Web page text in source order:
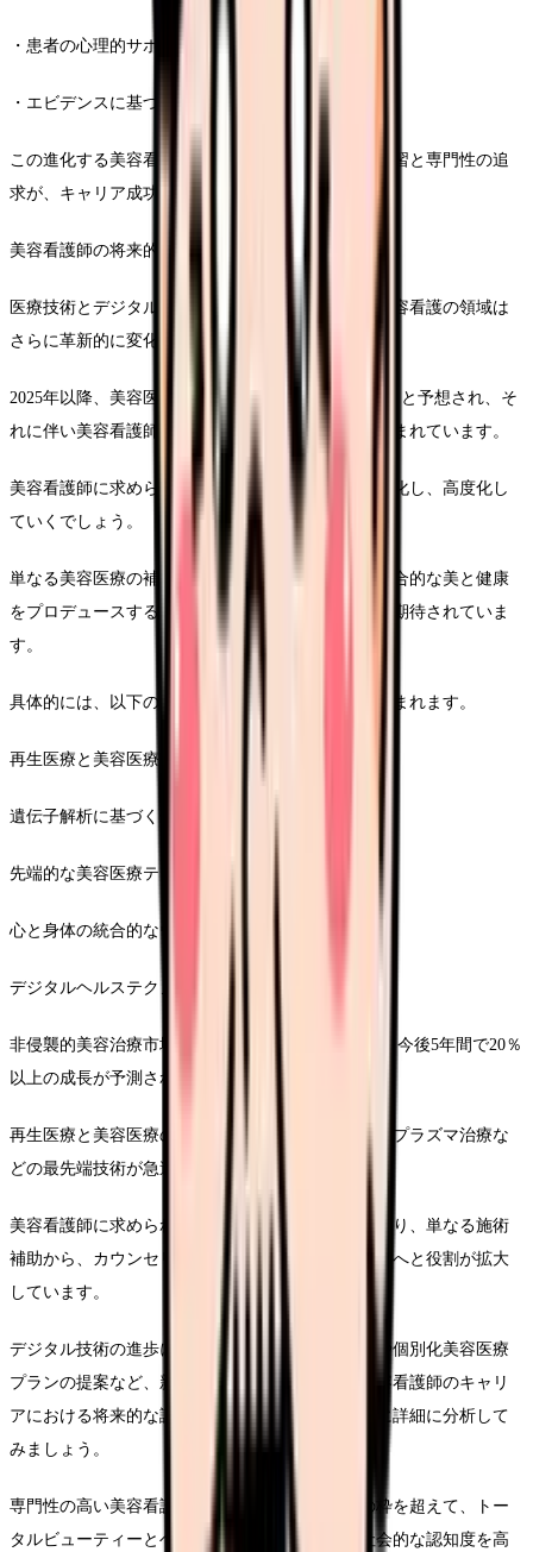
・患者の心理的サポートとカウンセリング。
・エビデンスに基づいた最新の美容医療情報の提供。
この進化する美容看護の世界において、継続的な学習と専門性の追
求が、キャリア成功の鍵となります。
美容看護師の将来的な市場展望も非常に有望です。
医療技術とデジタルテクノロジーの融合により、美容看護の領域は
さらに革新的に変化していくと予測されています。
2025年以降、美容医療市場は年間2兆円規模に達すると予想され、そ
れに伴い美容看護師の需要も急速に拡大すると見込まれています。
美容看護師に求められる専門性は、今後さらに多様化し、高度化し
ていくでしょう。
単なる美容医療の補助的役割から、患者の心身の総合的な美と健康
をプロデュースする専門家へと進化していくことが期待されていま
す。
具体的には、以下のような専門領域での活躍が見込まれます。
再生医療と美容医療の融合領域。
遺伝子解析に基づく個別化美容治療。
先端的な美容医療テクノロジーの開発と応用。
心と身体の統合的なウェルネスサポート。
デジタルヘルステクノロジーを活用した美容医療。
非侵襲的美容治療市場は年間3,500億円規模に達し、今後5年間で20％
以上の成長が予測されています。
再生医療と美容医療の融合領域では、幹細胞治療やプラズマ治療な
どの最先端技術が急速に発展しています。
美容看護師に求められる専門スキルも多様化しており、単なる施術
補助から、カウンセリングや総合的な美容サポートへと役割が拡大
しています。
デジタル技術の進歩により、遠隔カウンセリングや個別化美容医療
プランの提案など、新たな付加価値サービスが美容看護師のキャリ
アにおける将来的な課題と可能性について、さらに詳細に分析して
みましょう。
専門性の高い美容看護師は、単なる医療従事者の枠を超えて、トー
タルビューティーとヘルスケアの専門家として社会的な認知度を高